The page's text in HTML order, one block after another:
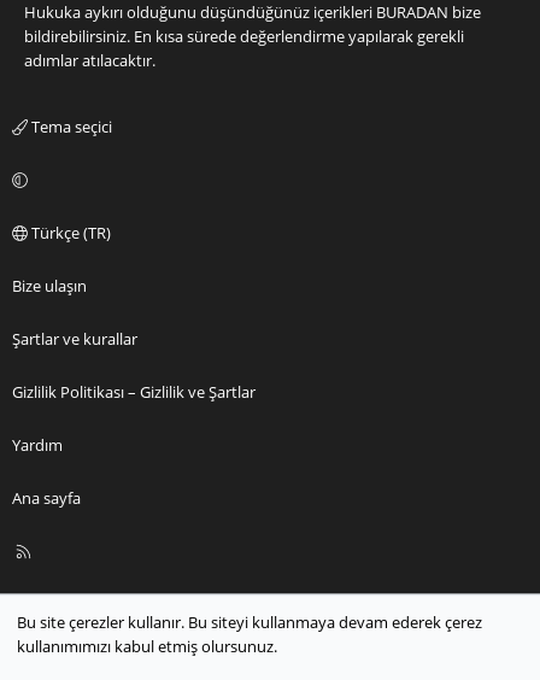
Hukuka aykırı olduğunu düşündüğünüz içerikleri BURADAN bize
bildirebilirsiniz. En kısa sürede değerlendirme yapılarak gerekli
adımlar atılacaktır.
Tema seçici
Türkçe (TR)
Bize ulaşın
Şartlar ve kurallar
Gizlilik Politikası – Gizlilik ve Şartlar
Yardım
Ana sayfa
R
S
Bu site çerezler kullanır. Bu siteyi kullanmaya devam ederek çerez
kullanımımızı kabul etmiş olursunuz.